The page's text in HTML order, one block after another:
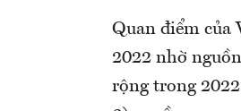
Quan điểm của
2022 nhờ
rộng trong